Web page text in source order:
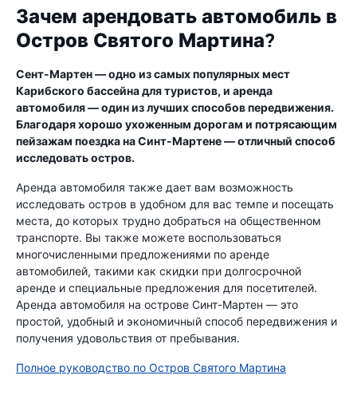
Зачем арендовать автомобиль в
Остров Святого Мартина?
Сент-Мартен — одно из самых популярных мест
Карибского бассейна для туристов, и аренда
автомобиля — один из лучших способов передвижения.
Благодаря хорошо ухоженным дорогам и потрясающим
пейзажам поездка на Синт-Мартене — отличный способ
исследовать остров.
Аренда автомобиля также дает вам возможность
исследовать остров в удобном для вас темпе и посещать
места, до которых трудно добраться на общественном
транспорте. Вы также можете воспользоваться
многочисленными предложениями по аренде
автомобилей, такими как скидки при долгосрочной
аренде и специальные предложения для посетителей.
Аренда автомобиля на острове Синт-Мартен — это
простой, удобный и экономичный способ передвижения и
получения удовольствия от пребывания.
Полное руководство по Остров Святого Мартина